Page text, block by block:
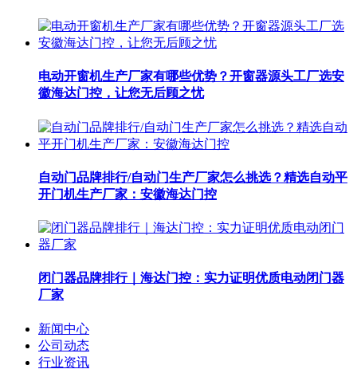
电动开窗机生产厂家有哪些优势？开窗器源头工厂选安
徽海达门控，让您无后顾之忧
自动门品牌排行/自动门生产厂家怎么挑选？精选自动平
开门机生产厂家：安徽海达门控
闭门器品牌排行｜海达门控：实力证明优质电动闭门器
厂家
新闻中心
公司动态
行业资讯